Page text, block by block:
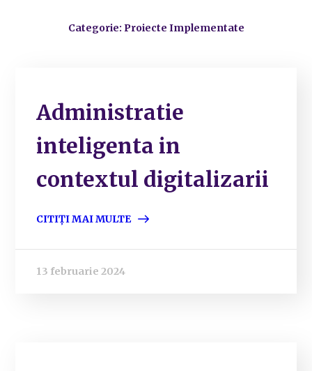
Categorie: Proiecte Implementate
Administratie
inteligenta in
contextul digitalizarii
CITIȚI MAI MULTE
13 februarie 2024